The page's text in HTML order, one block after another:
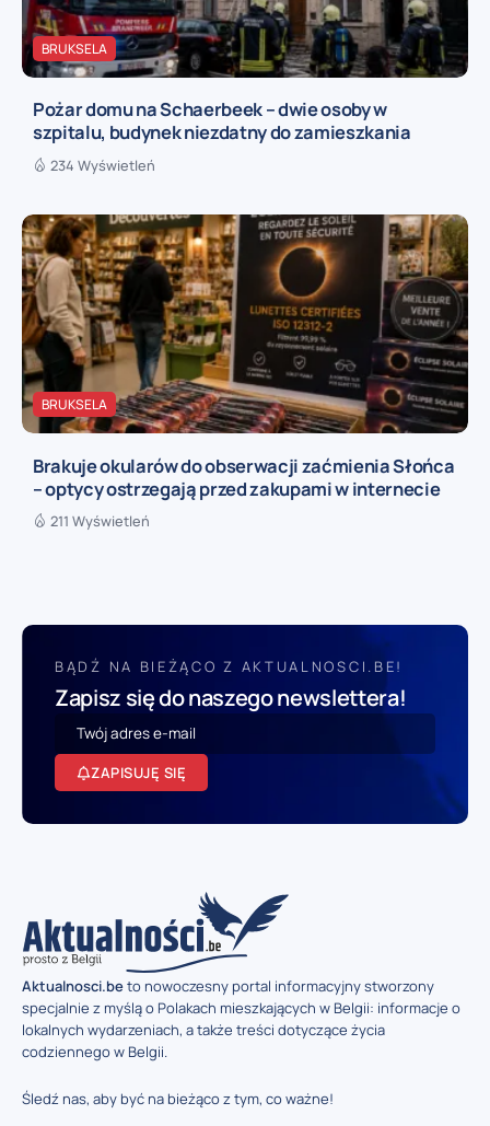
BRUKSELA
Pożar domu na Schaerbeek – dwie osoby w
szpitalu, budynek niezdatny do zamieszkania
234 Wyświetleń
BRUKSELA
Brakuje okularów do obserwacji zaćmienia Słońca
– optycy ostrzegają przed zakupami w internecie
211 Wyświetleń
BĄDŹ NA BIEŻĄCO Z AKTUALNOSCI.BE!
Zapisz się do naszego newslettera!
ZAPISUJĘ SIĘ
Aktualnosci.beto nowoczesny portal informacyjny stworzony
specjalnie z myślą o Polakach mieszkających w Belgii: informacje o
lokalnych wydarzeniach, a także treści dotyczące życia
codziennego w Belgii.
Śledź nas, aby być na bieżąco z tym, co ważne!